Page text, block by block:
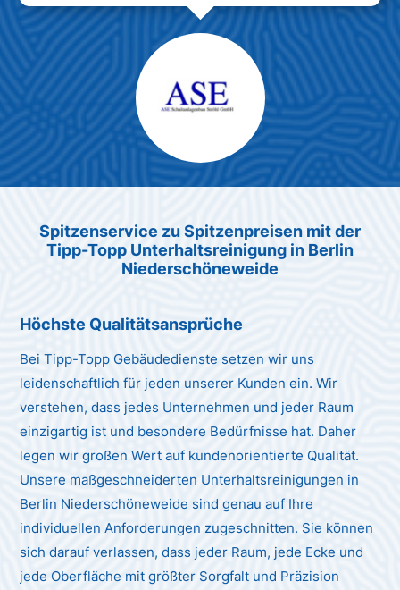
Max Mustermann
Spitzenservice zu Spitzenpreisen mit der
Tipp-Topp Unterhaltsreinigung in Berlin
Niederschöneweide
Höchste Qualitätsansprüche
Bei Tipp-Topp Gebäudedienste setzen wir uns
leidenschaftlich für jeden unserer Kunden ein. Wir
verstehen, dass jedes Unternehmen und jeder Raum
einzigartig ist und besondere Bedürfnisse hat. Daher
legen wir großen Wert auf kundenorientierte Qualität.
Unsere maßgeschneiderten Unterhaltsreinigungen in
Berlin Niederschöneweide sind genau auf Ihre
individuellen Anforderungen zugeschnitten. Sie können
sich darauf verlassen, dass jeder Raum, jede Ecke und
jede Oberfläche mit größter Sorgfalt und Präzision